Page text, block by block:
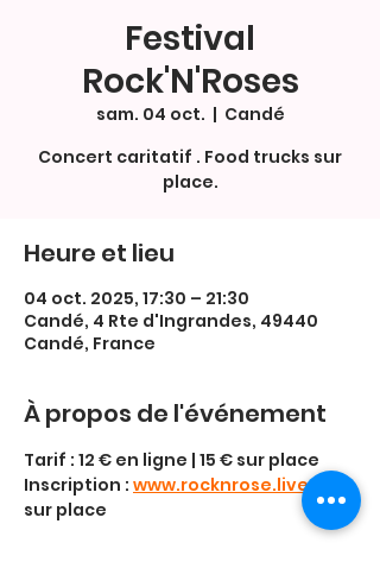
Festival
Rock'N'Roses
sam. 04 oct.
  |
Candé
Concert caritatif . Food trucks sur
place.
Heure et lieu
04 oct. 2025, 17:30 – 21:30
Candé, 4 Rte d'Ingrandes, 49440
Candé, France
À propos de l'événement
Tarif : 12 € en ligne | 15 € sur place
Inscription : www.rocknrose.liveou
sur place